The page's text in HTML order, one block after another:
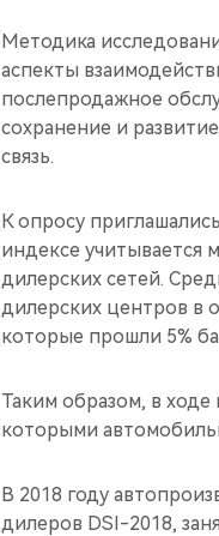
Методика
аспекты
послепродажное
сохранение и
связь.
К опросу
индексе учитывается
дилерских сетей.
дилерских центров в
которые прошли 5%
Таким образом, в
которыми
В 2018 году
дилеров DSI-2018,